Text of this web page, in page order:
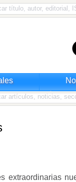
extraordinarias